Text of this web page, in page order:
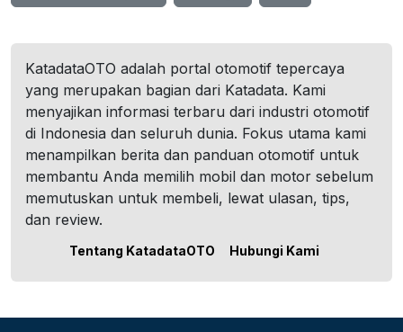
KatadataOTO adalah portal otomotif tepercaya
yang merupakan bagian dari Katadata. Kami
menyajikan informasi terbaru dari industri otomotif
di Indonesia dan seluruh dunia. Fokus utama kami
menampilkan berita dan panduan otomotif untuk
membantu Anda memilih mobil dan motor sebelum
memutuskan untuk membeli, lewat ulasan, tips,
dan review.
Tentang KatadataOTO Hubungi Kami